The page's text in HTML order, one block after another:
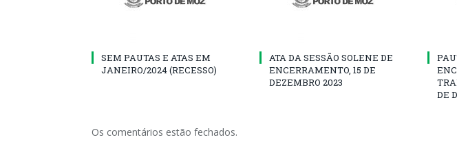
SEM PAUTAS E ATAS EM
JANEIRO/2024 (RECESSO)
ATA DA SESSÃO SOLENE DE
ENCERRAMENTO, 15 DE
DEZEMBRO 2023
DE
Os comentários estão fechados.